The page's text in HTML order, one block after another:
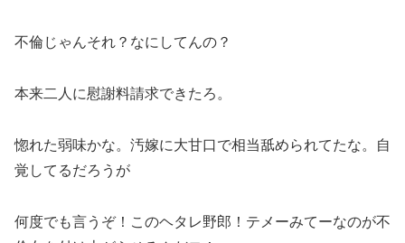
不倫じゃんそれ？なにしてんの？
本来二人に慰謝料請求できたろ。
惚れた弱味かな。汚嫁に大甘口で相当舐められてたな。自
覚してるだろうが
何度でも言うぞ！このヘタレ野郎！テメーみてーなのが不